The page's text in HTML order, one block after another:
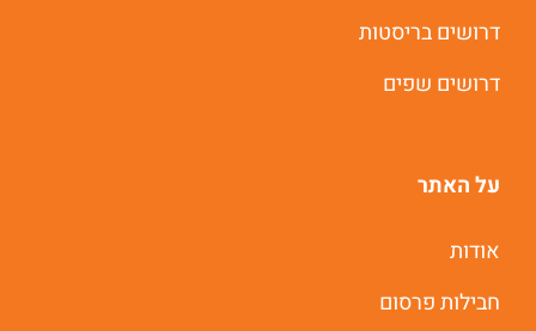
דרושים בריסטות
דרושים שפים
על האתר
אודות
חבילות פרסום